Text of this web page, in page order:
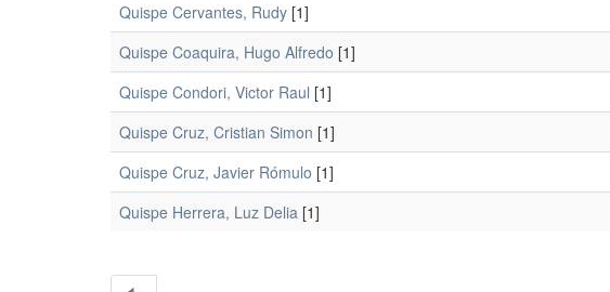
Quispe Cervantes, Rudy [1]
Quispe Coaquira, Hugo Alfredo [1]
Quispe Condori, Victor Raul [1]
Quispe Cruz, Cristian Simon [1]
Quispe Cruz, Javier Rómulo [1]
Quispe Herrera, Luz Delia [1]